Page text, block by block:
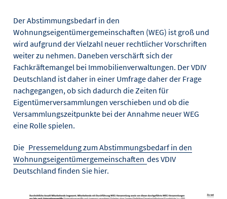
Der Abstimmungsbedarf in den
Wohnungseigentümergemeinschaften (WEG) ist groß und
wird aufgrund der Vielzahl neuer rechtlicher Vorschriften
weiter zu nehmen. Daneben verschärft sich der
Fachkräftemangel bei Immobilienverwaltungen. Der VDIV
Deutschland ist daher in einer Umfrage daher der Frage
nachgegangen, ob sich dadurch die Zeiten für
Eigentümerversammlungen verschieben und ob die
Versammlungszeitpunkte bei der Annahme neuer WEG
eine Rolle spielen.
Die Pressemeldung zum Abstimmungsbedarf in den
Wohnungseigentümergemeinschaften des VDIV
Deutschland finden Sie hier.